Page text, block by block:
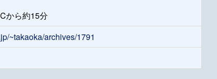
から約15分
~takaoka/archives/1791